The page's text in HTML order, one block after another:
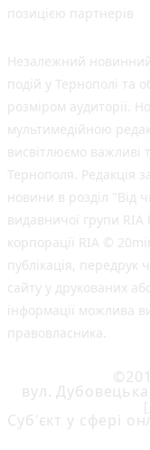
позицією партнерів
Незалежний
подій у Тернополі та
розміром аудиторії.
мультимедійною
висвітлюємо важливі
Тернополя. Редакція
новини в розділ "Від
видавничої групи
корпорації RIA ©
публiкацiя, передрук
сайту у друкованих
інформації можлива
правовласника.
вул.
Cуб'єкт у сфері